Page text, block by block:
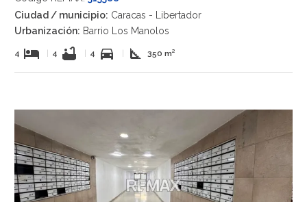
Ciudad / municipio: Caracas - Libertador
Urbanización: Barrio Los Manolos
4 hotel 4 bathtub 4 directions_car square_foot 350 m²